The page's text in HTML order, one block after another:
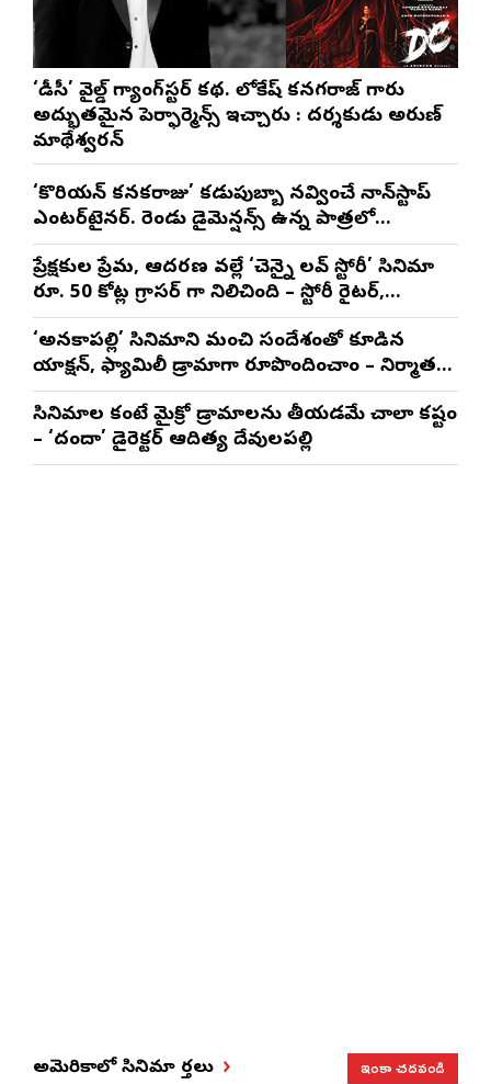
‘డీసీ’ వైల్డ్ గ్యాంగ్‌స్టర్ కథ. లోకేష్ కనగరాజ్ గారు
అద్భుతమైన పెర్ఫార్మెన్స్ ఇచ్చారు : దర్శకుడు అరుణ్
మాథేశ్వరన్
‘కొరియన్ కనకరాజు’ కడుపుబ్బా నవ్వించే నాన్‌స్టాప్
ఎంటర్‌టైనర్. రెండు డైమెన్షన్స్ ఉన్న పాత్రలో
నటించడం చాలా సంతృప్తినిచ్చింది : వరుణ్ తేజ్
ప్రేక్షకుల ప్రేమ, ఆదరణ వల్లే ‘చెన్నై లవ్ స్టోరీ’ సినిమా
రూ. 50 కోట్ల గ్రాసర్ గా నిలిచింది – స్టోరీ రైటర్,
ప్రొడ్యూసర్ సాయి రాజేష్
‘అనకాపల్లి’ సినిమాని మంచి సందేశంతో కూడిన
యాక్షన్, ఫ్యామిలీ డ్రామాగా రూపొందించాం – నిర్మాతలు
త్రినాథరావు నక్కిన, కాండ్రేగుల నాయుడు
సినిమాల కంటే మైక్రో డ్రామాలను తీయడమే చాలా కష్టం
– ‘దందా’ డైరెక్ట‌ర్ ఆదిత్య దేవులపల్లి
అమెరికాలో సినిమా వార్తలు ఇంకా చదవండి